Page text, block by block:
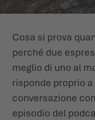
LOWA PROFESSIONAL
LOWA PROFESSIONAL
PODCAST
NEWS
CARRIERA
Cosa si prova
perché due
meglio di uno al
risponde proprio
conversazione
episodio del